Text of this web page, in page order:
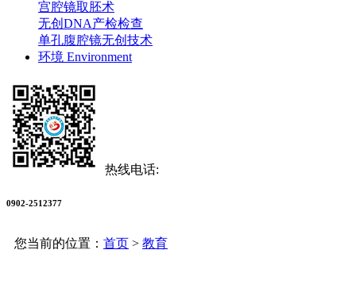
宫腔镜取胚术
无创DNA产检检查
单孔腹腔镜无创技术
环境 Environment
热线电话:
0902-2512377
您当前的位置： 首页 > 教育